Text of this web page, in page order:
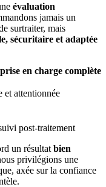
évaluation
jamais un
surtraiter, mais
sécuritaire et adaptée
prise en charge complète
et attentionnée
post-traitement
un résultat bien
privilégions une
axée sur la confiance